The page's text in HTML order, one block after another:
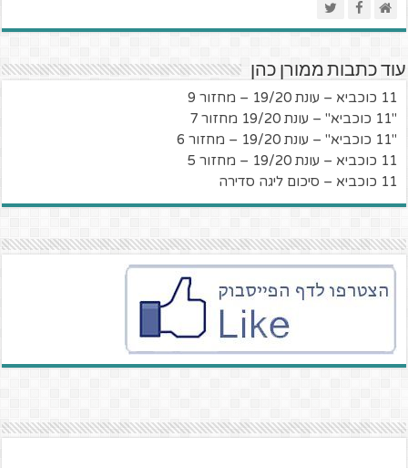
עוד כתבות ממורן כהן
11 כוכביא – עונת 19/20 – מחזור 9
"11 כוכביא" – עונת 19/20 מחזור 7
"11 כוכביא" – עונת 19/20 – מחזור 6
11 כוכביא – עונת 19/20 – מחזור 5
11 כוכביא – סיכום ליגה סדירה